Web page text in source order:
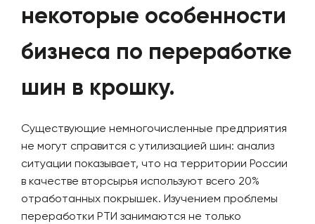
некоторые особенности
бизнеса по переработке
шин в крошку.
Существующие немногочисленные предприятия
не могут справится с утилизацией шин: анализ
ситуации показывает, что на территории России
в качестве вторсырья используют всего 20%
отработанных покрышек. Изучением проблемы
переработки РТИ занимаются не только